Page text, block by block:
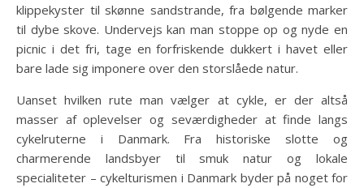
klippekyster til skønne sandstrande, fra bølgende marker
til dybe skove. Undervejs kan man stoppe op og nyde en
picnic i det fri, tage en forfriskende dukkert i havet eller
bare lade sig imponere over den storslåede natur.
Uanset hvilken rute man vælger at cykle, er der altså
masser af oplevelser og seværdigheder at finde langs
cykelruterne i Danmark. Fra historiske slotte og
charmerende landsbyer til smuk natur og lokale
specialiteter – cykelturismen i Danmark byder på noget for